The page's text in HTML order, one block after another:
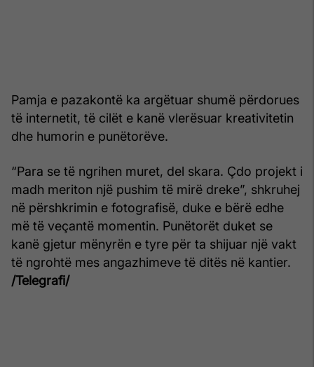
Pamja e pazakontë ka argëtuar shumë përdorues
të internetit, të cilët e kanë vlerësuar kreativitetin
dhe humorin e punëtorëve.
“Para se të ngrihen muret, del skara. Çdo projekt i
madh meriton një pushim të mirë dreke”, shkruhej
në përshkrimin e fotografisë, duke e bërë edhe
më të veçantë momentin. Punëtorët duket se
kanë gjetur mënyrën e tyre për ta shijuar një vakt
të ngrohtë mes angazhimeve të ditës në kantier.
/Telegrafi/